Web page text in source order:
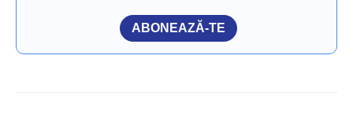
ABONEAZĂ-TE